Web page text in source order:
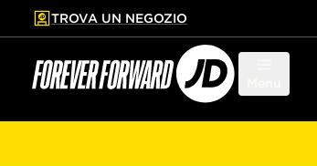
contenuto principale
a fondo pagina
TROVA UN NEGOZIO